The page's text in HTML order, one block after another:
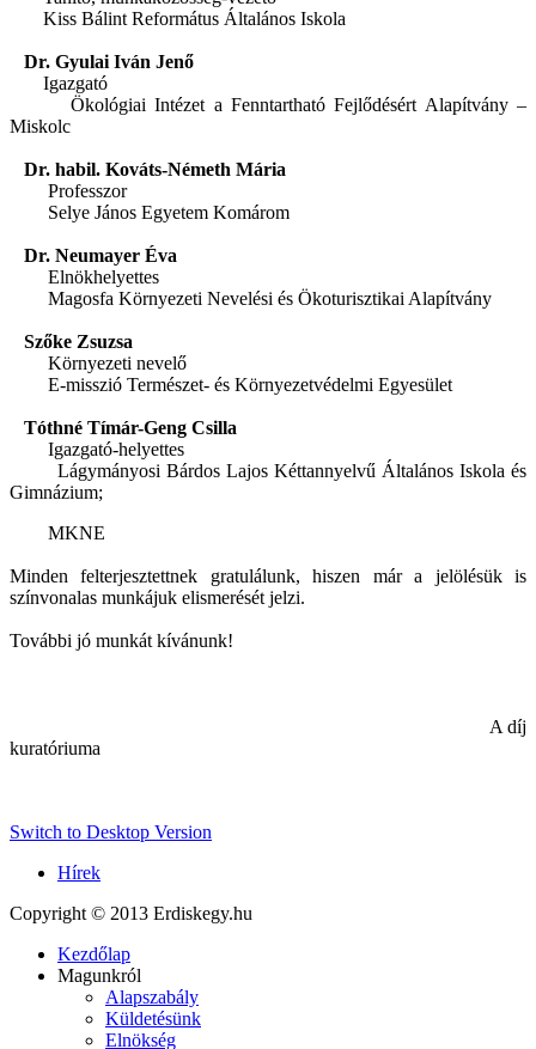
Kiss Bálint Református Általános Iskola
Dr. Gyulai Iván Jenő
Igazgató
Ökológiai Intézet a Fenntartható Fejlődésért Alapítvány –
Miskolc
Dr. habil. Kováts-Németh Mária
Professzor
Selye János Egyetem Komárom
Dr. Neumayer Éva
Elnökhelyettes
Magosfa Környezeti Nevelési és Ökoturisztikai Alapítvány
Szőke Zsuzsa
Környezeti nevelő
E-misszió Természet- és Környezetvédelmi Egyesület
Tóthné Tímár-Geng Csilla
Igazgató-helyettes
Lágymányosi Bárdos Lajos Kéttannyelvű Általános Iskola és
Gimnázium;
MKNE
Minden felterjesztettnek gratulálunk, hiszen már a jelölésük is
színvonalas munkájuk elismerését jelzi.
További jó munkát kívánunk!
A díj
kuratóriuma
Switch to Desktop Version
Hírek
Copyright © 2013 Erdiskegy.hu
Kezdőlap
Magunkról
Alapszabály
Küldetésünk
Elnökség